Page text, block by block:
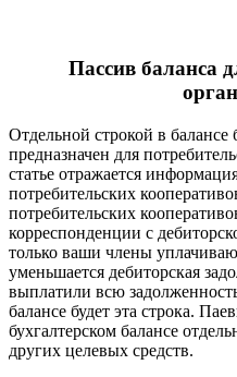
Пассив баланса
Отдельной строкой в балансе
предназначен для
статье отражается
потребительских
потребительских
корреспонденции с
только ваши члены
уменьшается дебиторская
выплатили всю
балансе будет эта строка.
бухгалтерском балансе
других целевых средств.